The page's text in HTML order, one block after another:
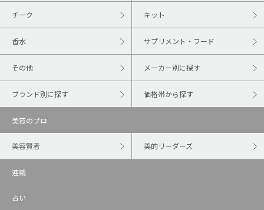
チーク キット
香水 サプリメント・フード
その他 メーカー別に探す
ブランド別に探す 価格帯から探す
美容のプロ
美容賢者 美的リーダーズ
連載
占い